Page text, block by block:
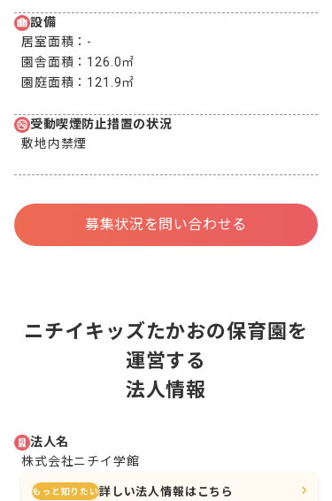
設備
居室面積： -
園舎面積： 126.0㎡
園庭面積： 121.9㎡
受動喫煙防止措置の状況
敷地内禁煙
募集状況を問い合わせる
ニチイキッズたかおの保育園を
運営する
法人情報
法人名
株式会社ニチイ学館
もっと知りたい詳しい法人情報はこちら